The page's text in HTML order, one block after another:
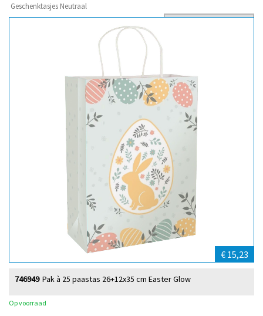
Geschenktasjes Neutraal
€ 15,23
Pak à 25 paastas 26+12x35 cm Easter Glow
746949
Op voorraad